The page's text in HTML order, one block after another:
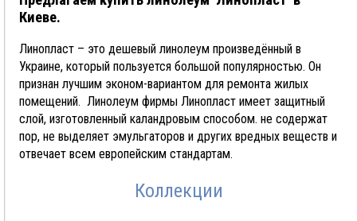
Киеве.
Линопласт – это дешевый линолеум произведённый в
Украине, который пользуется большой популярностью. Он
признан лучшим эконом-вариантом для ремонта жилых
помещений. Линолеум фирмы Линопласт имеет защитный
слой, изготовленный каландровым способом. не содержат
пор, не выделяет эмульгаторов и других вредных веществ и
отвечает всем европейским стандартам.
Коллекции